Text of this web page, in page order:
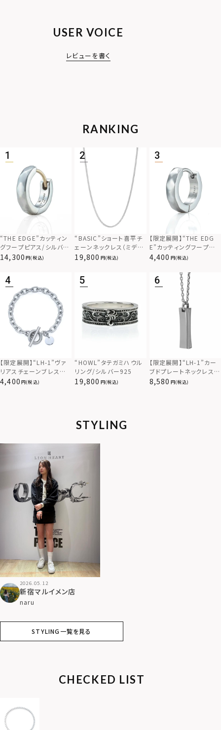
USER VOICE
レビューを書く
RANKING
“THE EDGE”カッティン
グフープピアス/シルバー
925
14,300 (税込)
“BASIC”ショート喜平チ
ェーンネックレス（ミディ
アム）/シルバー925
19,800 (税込)
【限定展開】“THE EDG
E”カッティングフープピ
アス/サージカルステンレ
4,400 (税込)
【限定展開】“LH-1”ヴァ
リアスチェーンブレスレッ
ト/アズキ/サージカルス
4,400 (税込)
“HOWL”タテガミハウル
リング/シルバー925
19,800 (税込)
【限定展開】“LH-1”カー
ブドプレートネックレス/
サージカルステンレス（金
8,580 (税込)
STYLING
2026.05.12
新宿マルイメン店
naru
STYLING一覧を見る
CHECKED LIST